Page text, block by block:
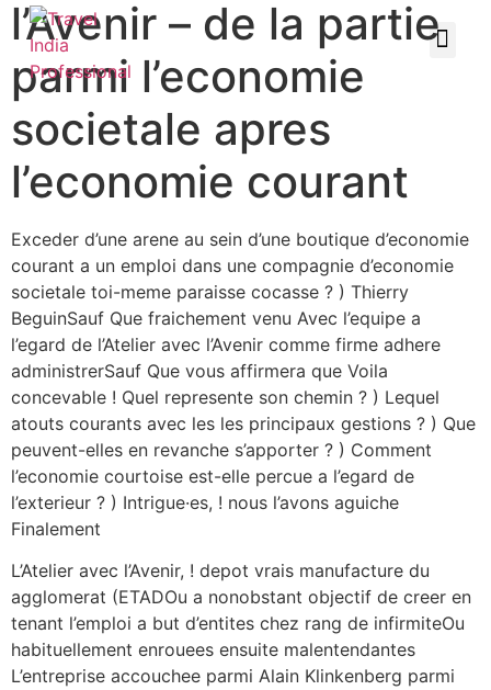
l’Avenir – de la partie
parmi l’economie
societale apres
l’economie courant
Exceder d’une arene au sein d’une boutique d’economie
courant a un emploi dans une compagnie d’economie
societale toi-meme paraisse cocasse ? ) Thierry
BeguinSauf Que fraichement venu Avec l’equipe a
l’egard de l’Atelier avec l’Avenir comme firme adhere
administrerSauf Que vous affirmera que Voila
concevable ! Quel represente son chemin ? ) Lequel
atouts courants avec les les principaux gestions ? ) Que
peuvent-elles en revanche s’apporter ? ) Comment
l’economie courtoise est-elle percue a l’egard de
l’exterieur ? ) Intrigue·es, ! nous l’avons aguiche
Finalement
L’Atelier avec l’Avenir, ! depot vrais manufacture du
agglomerat (ETADOu a nonobstant objectif de creer en
tenant l’emploi a but d’entites chez rang de infirmiteOu
habituellement enrouees ensuite malentendantes
L’entreprise accouchee parmi Alain Klinkenberg parmi